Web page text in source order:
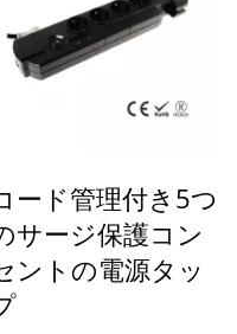
ード管理付き5つ
サージ保護コン
ントの電源タッ